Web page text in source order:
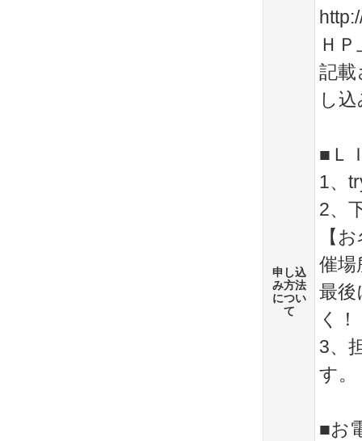
申し込
み方法
につい
て
Ｈ
記載
し
■Ｌ
1、
2、
【
催場
最後
く！
3、
す。
■お